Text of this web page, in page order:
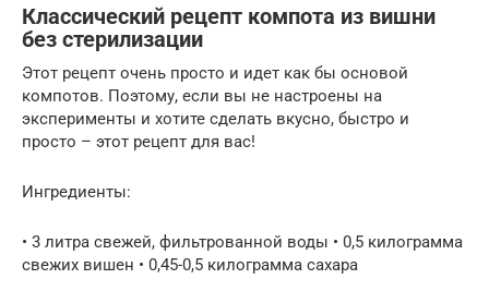
Классический рецепт компота из вишни
без стерилизации
Этот рецепт очень просто и идет как бы основой
компотов. Поэтому, если вы не настроены на
эксперименты и хотите сделать вкусно, быстро и
просто – этот рецепт для вас!
Ингредиенты:
• 3 литра свежей, фильтрованной воды • 0,5 килограмма
свежих вишен • 0,45-0,5 килограмма сахара